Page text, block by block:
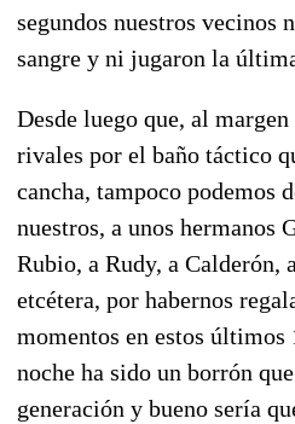
segundos nuestros vecinos
sangre y ni jugaron la
Desde luego que, al
rivales por el baño táctico
cancha, tampoco podemos
nuestros, a unos hermanos
Rubio, a Rudy, a Calderón,
etcétera, por habernos
momentos en estos últimos
noche ha sido un borrón
generación y bueno sería